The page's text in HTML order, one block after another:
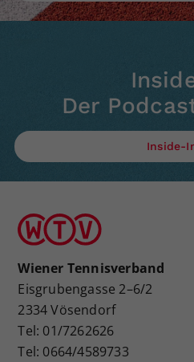
Der
Inside-
Wiener Tennisverband
Eisgrubengasse 2–6/2
2334 Vösendorf
Tel: 01/7262626
Tel: 0664/4589733